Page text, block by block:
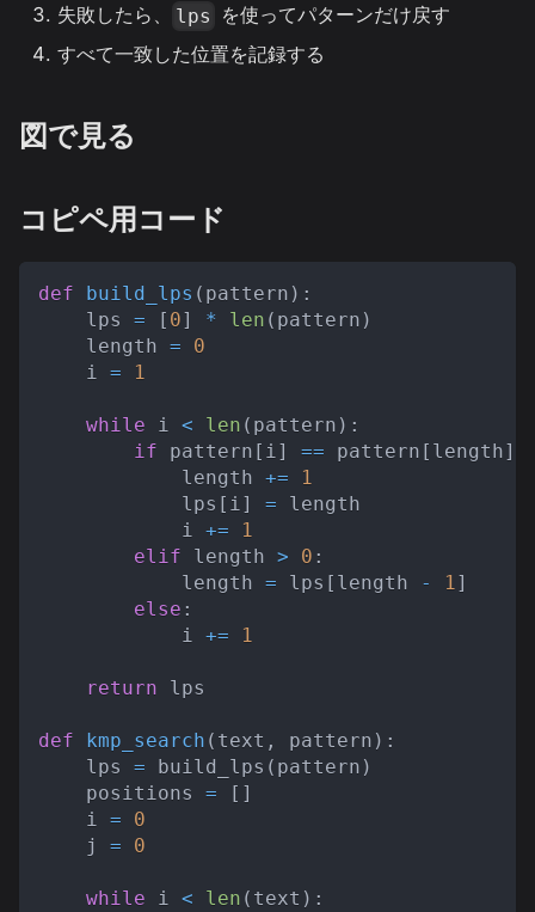
失敗したら、
lps
を使ってパターンだけ戻す
すべて一致した位置を記録する
図で見る
コピペ用コード
def build_lps ( pattern ) :
    lps
= [ 0] * len ( pattern )
    length
=
0
    i
= 1
while i < len ( pattern ) :
if pattern [ i] == pattern [ length]
            length
+=
1
            lps
[ i] = length
            i
+=
1
elif length > 0 :
            length
= lps [ length - 1]
else :
            i
+= 1
return lps
def kmp_search ( text , pattern ) :
    lps
= build_lps ( pattern )
    positions
= [ ]
    i
=
0
    j
= 0
while i < len ( text ) :